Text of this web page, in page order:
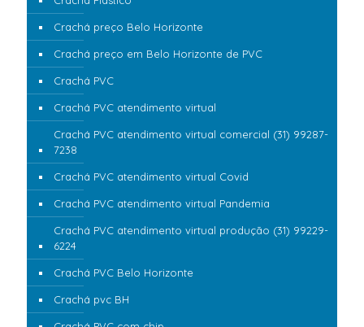
Crachá preço Belo Horizonte
Crachá preço em Belo Horizonte de PVC
Crachá PVC
Crachá PVC atendimento virtual
Crachá PVC atendimento virtual comercial (31) 99287-
7238
Crachá PVC atendimento virtual Covid
Crachá PVC atendimento virtual Pandemia
Crachá PVC atendimento virtual produção (31) 99229-
6224
Crachá PVC Belo Horizonte
Crachá pvc BH